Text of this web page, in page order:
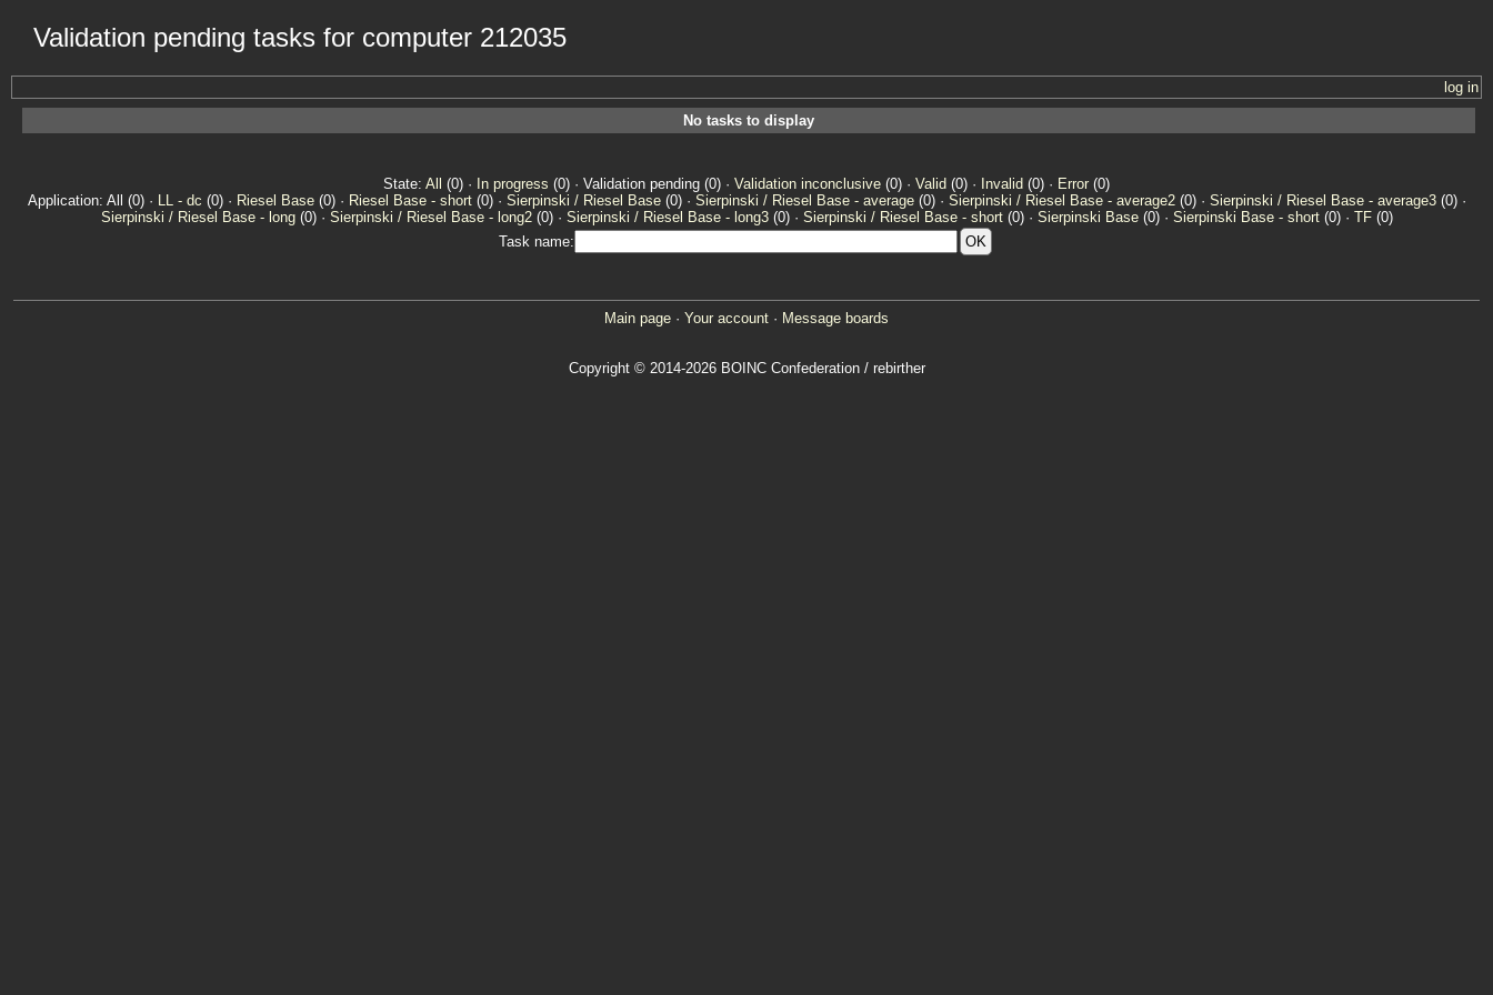
Validation pending tasks for computer 212035
log in
No tasks to display
State: All (0) · In progress (0) · Validation pending (0) · Validation inconclusive (0) · Valid (0) · Invalid (0) · Error (0)
Application: All (0) · LL - dc (0) · Riesel Base(0) · Riesel Base - short(0) · Sierpinski / Riesel Base(0) · Sierpinski / Riesel Base - average(0) · Sierpinski / Riesel Base - average2(0) · Sierpinski / Riesel Base - average3(0) ·
Sierpinski / Riesel Base - long(0) · Sierpinski / Riesel Base - long2(0) · Sierpinski / Riesel Base - long3(0) · Sierpinski / Riesel Base - short(0) · Sierpinski Base(0) · Sierpinski Base - short(0) · TF(0)
Task name:
Main page · Your account · Message boards
Copyright © 2014-2026 BOINC Confederation / rebirther